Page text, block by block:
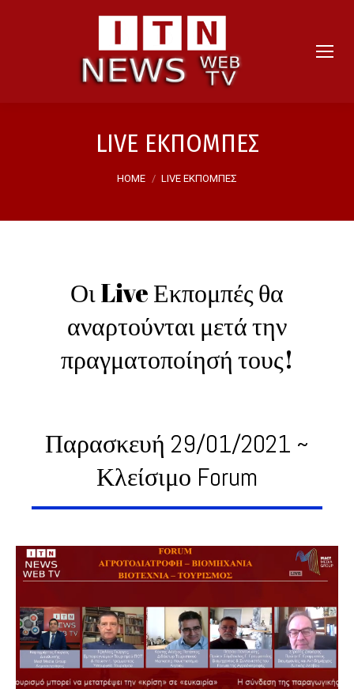
LIVE ΕΚΠΟΜΠΕΣ
HOME LIVE ΕΚΠΟΜΠΕΣ
Οι Live Εκπομπές θα
αναρτούνται μετά την
πραγματοποίησή τους!
Παρασκευή 29/01/2021 ~
Κλείσιμο Forum